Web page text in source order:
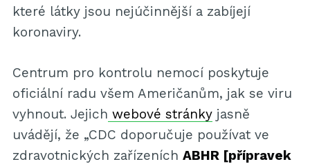
které látky jsou nejúčinnější a zabíjejí
koronaviry.
Centrum pro kontrolu nemocí poskytuje
oficiální radu všem Američanům, jak se viru
vyhnout. Jejich webové stránkyjasně
uvádějí, že „CDC doporučuje používat ve
zdravotnických zařízeních ABHR [přípravek